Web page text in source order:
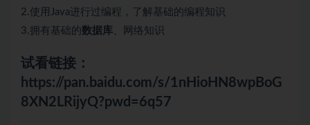
2.使用Java进行过编程，了解基础的编程知识
3.拥有基础的 数据库、网络知识
试看链接：
https://pan.baidu.com/s/1nHioHN8wpBoG
8XN2LRijyQ?pwd=6q57